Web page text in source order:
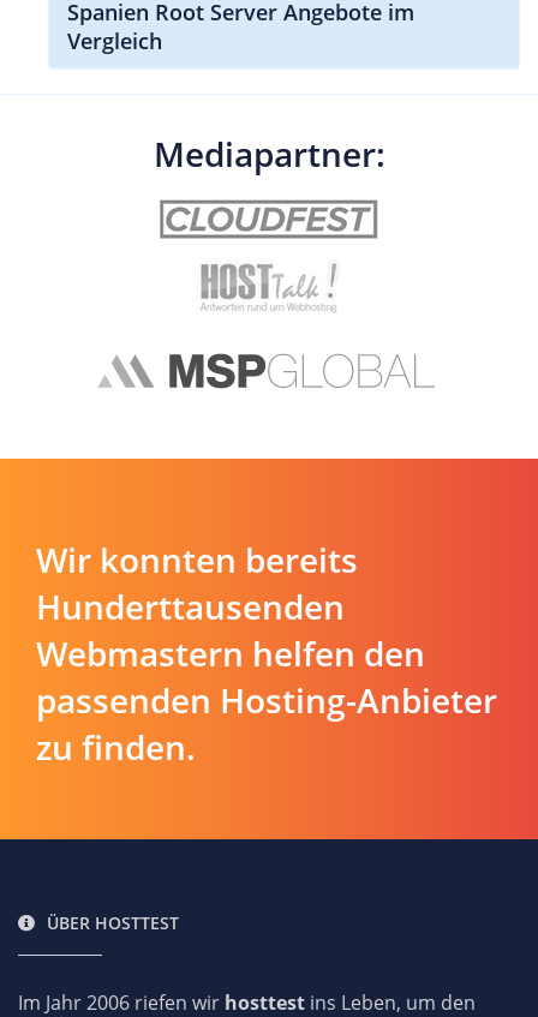
Spanien Root Server Angebote im
Vergleich
Mediapartner:
Wir konnten bereits
Hunderttausenden
Webmastern helfen den
passenden Hosting-Anbieter
zu finden.
ÜBER HOSTTEST
Im Jahr 2006 riefen wir hosttest ins Leben, um den